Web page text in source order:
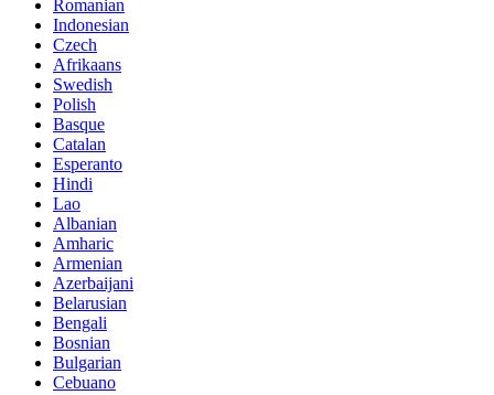
Romanian
Indonesian
Czech
Afrikaans
Swedish
Polish
Basque
Catalan
Esperanto
Hindi
Lao
Albanian
Amharic
Armenian
Azerbaijani
Belarusian
Bengali
Bosnian
Bulgarian
Cebuano